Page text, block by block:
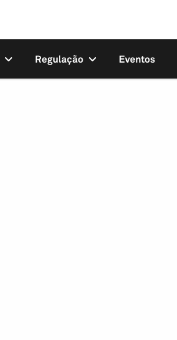
Regulação Eventos